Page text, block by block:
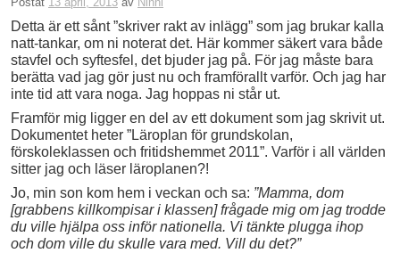
Detta är ett sånt ”skriver rakt av inlägg” som jag brukar kalla
natt-tankar, om ni noterat det. Här kommer säkert vara både
stavfel och syftesfel, det bjuder jag på. För jag måste bara
berätta vad jag gör just nu och framförallt varför. Och jag har
inte tid att vara noga. Jag hoppas ni står ut.
Framför mig ligger en del av ett dokument som jag skrivit ut.
Dokumentet heter ”Läroplan för grundskolan,
förskoleklassen och fritidshemmet 2011”. Varför i all världen
sitter jag och läser läroplanen?!
Jo, min son kom hem i veckan och sa: ”Mamma, dom
[grabbens killkompisar i klassen] frågade mig om jag trodde
du ville hjälpa oss inför nationella. Vi tänkte plugga ihop
och dom ville du skulle vara med. Vill du det?”